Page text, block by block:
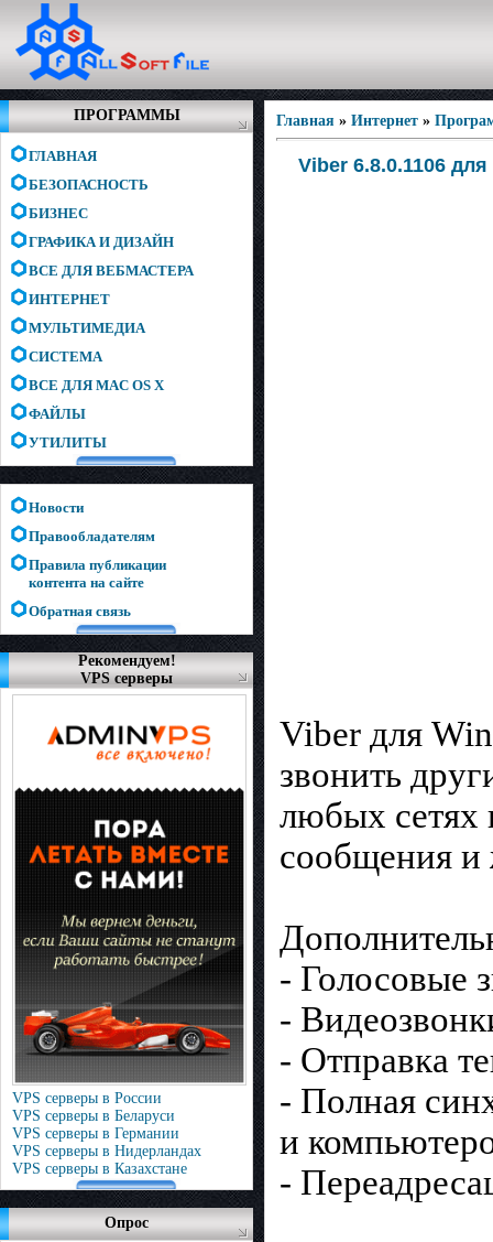
ПРОГРАММЫ
ГЛАВНАЯ
БЕЗОПАСНОСТЬ
БИЗНЕС
ГРАФИКА И ДИЗАЙН
ВСЕ ДЛЯ ВЕБМАСТЕРА
ИНТЕРНЕТ
МУЛЬТИМЕДИА
СИСТЕМА
ВСЕ ДЛЯ MAC OS X
ФАЙЛЫ
УТИЛИТЫ
Новости
Правообладателям
Правила публикации
контента на сайте
Обратная связь
Рекомендуем!
VPS серверы
VPS серверы в России
VPS серверы в Беларуси
VPS серверы в Германии
VPS серверы в Нидерландах
VPS серверы в Казахстане
Опрос
Главная » Интернет »
Viber 6.8.0.1106
Viber для
звонить
любых сетях
сообщения и
- Голосовые
-
- Отправка
- Полная
и
-